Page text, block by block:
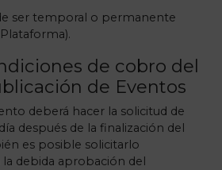
ser temporal o permanente
de cobro del
de Eventos
deberá hacer la solicitud de
después de la finalización del
es posible solicitarlo
debida aprobación del